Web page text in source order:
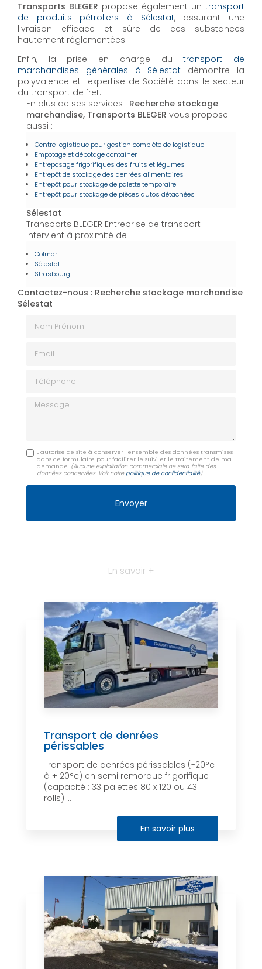
Transports BLEGER propose également un transport
de produits pétroliers à Sélestat, assurant une
livraison efficace et sûre de ces substances
hautement réglementées.
Enfin, la prise en charge dutransport de
marchandises générales à Sélestat démontre la
polyvalence et l'expertise de Société dans le secteur
du transport de fret.
En plus de ses services : Recherche stockage
marchandise, Transports BLEGER vous propose
aussi :
Centre logistique pour gestion complète de logistique
Empotage et dépotage container
Entreposage frigorifiques des fruits et légumes
Entrepôt de stockage des denrées alimentaires
Entrepôt pour stockage de palette temporaire
Entrepôt pour stockage de pièces autos détachées
Sélestat
Transports BLEGER Entreprise de transport
intervient à proximité de :
Colmar
Sélestat
Strasbourg
Contactez-nous : Recherche stockage marchandise
Sélestat
Message
J'autorise ce site à conserver l'ensemble des données transmises
dans ce formulaire pour faciliter le suivi et le traitement de ma
demande. (Aucune exploitation commerciale ne sera faite des
données concervées. Voir notrepolitique de confidentialité)
En savoir +
Transport de denrées
périssables
Transport de denrées périssables (-20°c
à + 20°c) en semi remorque frigorifique
(capacité : 33 palettes 80 x 120 ou 43
rolls)....
En savoir plus